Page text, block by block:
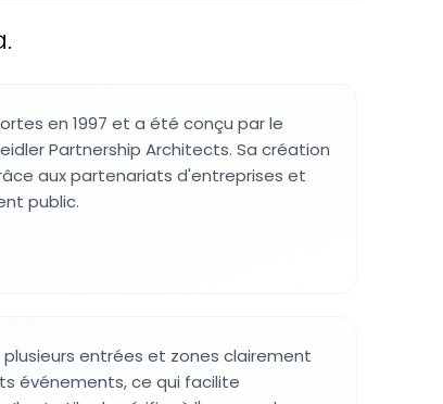
en 1997 et a été conçu par le
Partnership Architects. Sa création
aux partenariats d'entreprises et
public.
entrées et zones clairement
événements, ce qui facilite